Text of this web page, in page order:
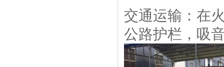
交通运输：在
公路护栏，吸